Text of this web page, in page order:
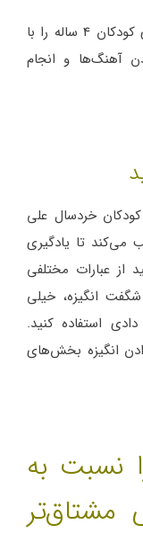
شما می‌توانید یادگیری زبان انگلیسی برای کودکان 4 ساله را با
آهنگ‌ها و انجام
خردسال علی
می‌کند تا یادگیری
از عبارات مختلفی
انگیزه، خیلی
استفاده کنید.
انگیزه بخش‌های
نسبت به
مشتاق‌تر